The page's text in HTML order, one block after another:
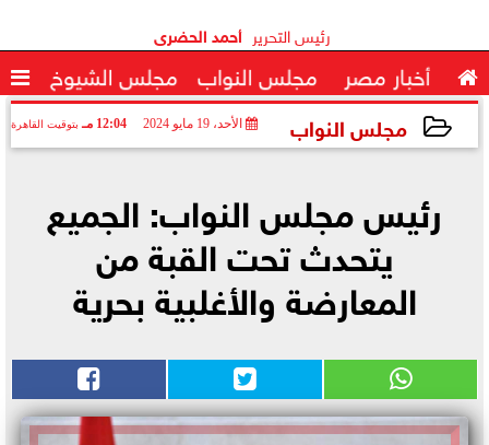
رئيس التحرير أحمد الحضرى
 أخبار مصر مجلس النواب مجلس الشيوخ 
مجلس النواب الأحد، 19 مايو 2024 12:04 مـ بتوقيت القاهرة
رئيس مجلس النواب: الجميع
يتحدث تحت القبة من
المعارضة والأغلبية بحرية